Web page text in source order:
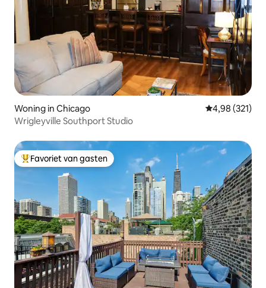
Woning in Chicago Gemiddelde
4,98 (321)
Wrigleyville Southport Studio
Topfavoriet van gasten
Favoriet van gasten